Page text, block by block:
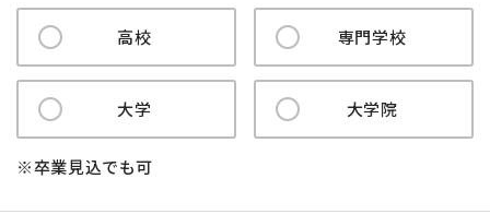
高校 専門学校
大学 大学院
※卒業見込でも可